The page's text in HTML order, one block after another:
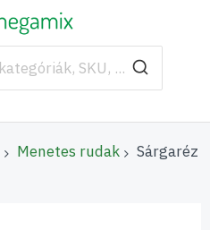
Menetes rudak
Sárgaréz